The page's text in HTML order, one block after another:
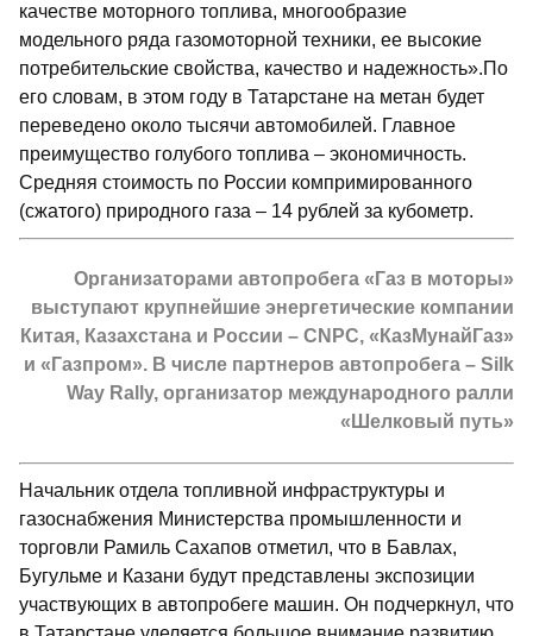
качестве моторного топлива, многообразие
модельного ряда газомоторной техники, ее высокие
потребительские свойства, качество и надежность».По
его словам, в этом году в Татарстане на метан будет
переведено около тысячи автомобилей. Главное
преимущество голубого топлива – экономичность.
Средняя стоимость по России компримированного
(сжатого) природного газа – 14 рублей за кубометр.
Организаторами автопробега «Газ в моторы»
выступают крупнейшие энергетические компании
Китая, Казахстана и России – СNPC, «КазМунайГаз»
и «Газпром». В числе партнеров автопробега – Silk
Way Rally, организатор международного ралли
«Шелковый путь»
Начальник отдела топливной инфраструктуры и
газоснабжения Министерства промышленности и
торговли Рамиль Сахапов отметил, что в Бавлах,
Бугульме и Казани будут представлены экспозиции
участвующих в автопробеге машин. Он подчеркнул, что